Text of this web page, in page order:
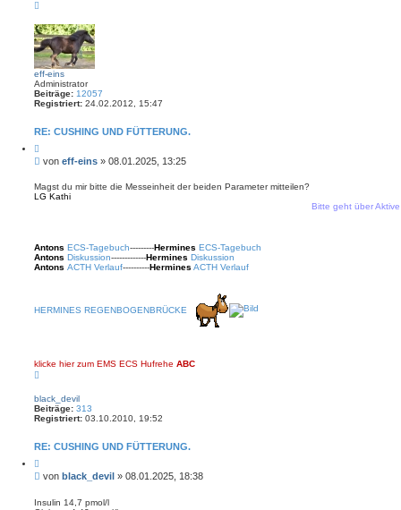
c
h
o
b
e
n
eff-eins
Administrator
Beiträge: 12057
Registriert: 24.02.2012, 15:47
RE: CUSHING UND FÜTTERUNG.
i
t
e
r
B
i
t
von eff-eins » 08.01.2025, 13:25
Magst du mir bitte die Messeinheit der beiden Parameter mitteilen?
LG Kathi
Bitte geht über Aktive
Antons ECS-Tagebuch---------Hermines ECS-Tagebuch
Antons Diskussion-------------Hermines Diskussion
Antons ACTH Verlauf----------Hermines ACTH Verlauf
HERMINES REGENBOGENBRÜCKE
klicke hier zum EMS ECS Hufrehe ABC
h
o
b
n
black_devil
Beiträge: 313
Registriert: 03.10.2010, 19:52
RE: CUSHING UND FÜTTERUNG.
i
t
e
B
i
von black_devil » 08.01.2025, 18:38
Insulin 14,7 pmol/l